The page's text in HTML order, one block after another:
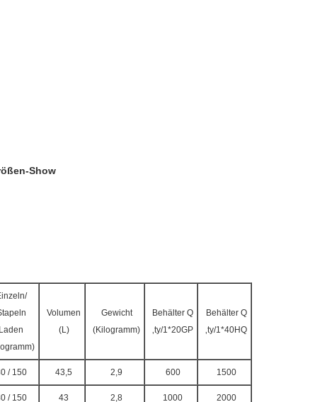
Show
Laden
Volumen
(L)
Gewicht
(Kilogramm)
Behälter Q
‚ty/1*20GP
Behälter Q
‚ty/1*40HQ
/ 150 43,5 2,9 600 1500
/ 150 43 2,8 1000 2000